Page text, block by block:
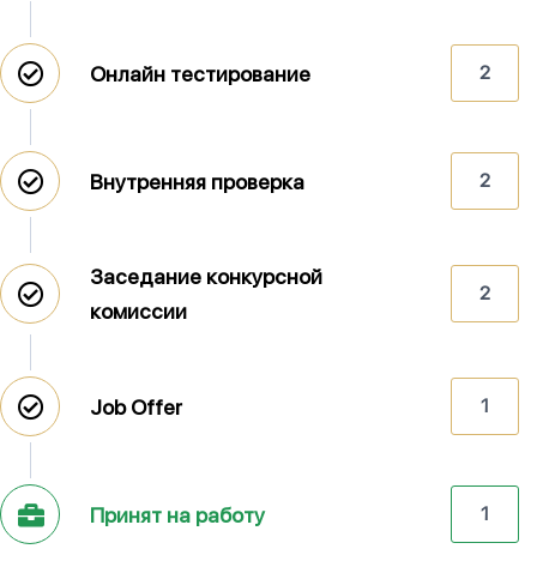
Онлайн тестирование 2
Внутренняя проверка 2
Заседание конкурсной
комиссии
2
Job Offer 1
Принят на работу 1